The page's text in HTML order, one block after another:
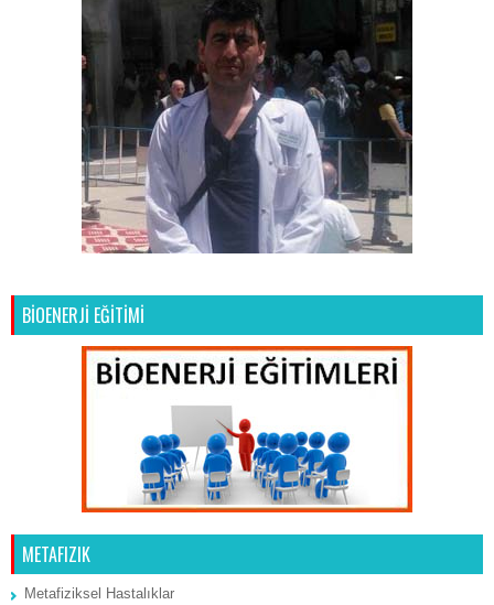
BİOENERJİ EĞİTİMİ
METAFIZIK
Metafiziksel Hastalıklar